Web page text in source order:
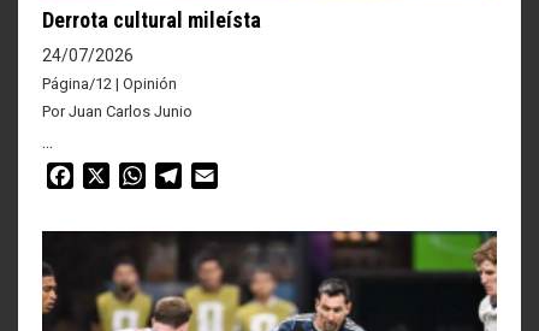
Derrota cultural mileísta
24/07/2026
Página/12 | Opinión
Por Juan Carlos Junio
...
Facebook WhatsAppTelegram